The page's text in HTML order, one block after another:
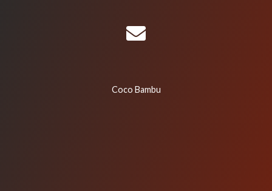
Coco Bambu